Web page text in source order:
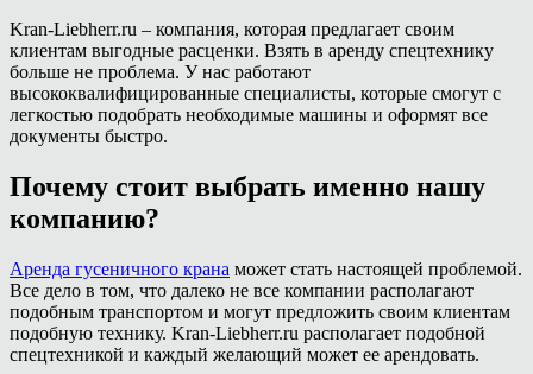
Kran-Liebherr.ru – компания, которая предлагает своим
клиентам выгодные расценки. Взять в аренду спецтехнику
больше не проблема. У нас работают
высококвалифицированные специалисты, которые смогут с
легкостью подобрать необходимые машины и оформят все
документы быстро.
Почему стоит выбрать именно нашу
компанию?
Аренда гусеничного крана может стать настоящей проблемой.
Все дело в том, что далеко не все компании располагают
подобным транспортом и могут предложить своим клиентам
подобную технику. Kran-Liebherr.ru располагает подобной
спецтехникой и каждый желающий может ее арендовать.